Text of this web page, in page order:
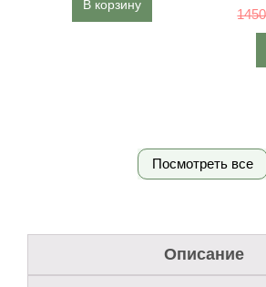
В корзину
Посмотреть все
Описание